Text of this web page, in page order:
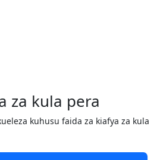
za kula pera
kuhusu faida za kiafya za kula